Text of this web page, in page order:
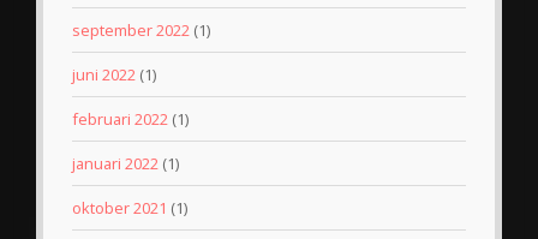
september 2022 (1)
juni 2022 (1)
februari 2022 (1)
januari 2022 (1)
oktober 2021 (1)